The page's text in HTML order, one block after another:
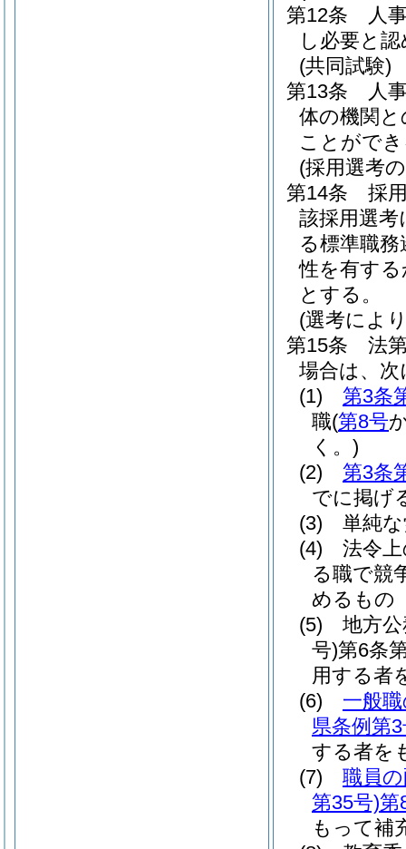
第12条
人
し必要と
(共同試験)
第13条
人
体の機関
ことがで
(採用選考
第14条
採
該採用選
る標準職
性を有す
とする。
(選考によ
第15条
法
場合は、
(1)
第3条
職(第8号
く。)
(2)
第3条
でに掲げ
(3)
単純
(4)
法令
る職で競
めるもの
(5)
地方
号)第6条
用する者
(6)
一般
県条例第
する者を
(7)
職員
第35号)第
もって補